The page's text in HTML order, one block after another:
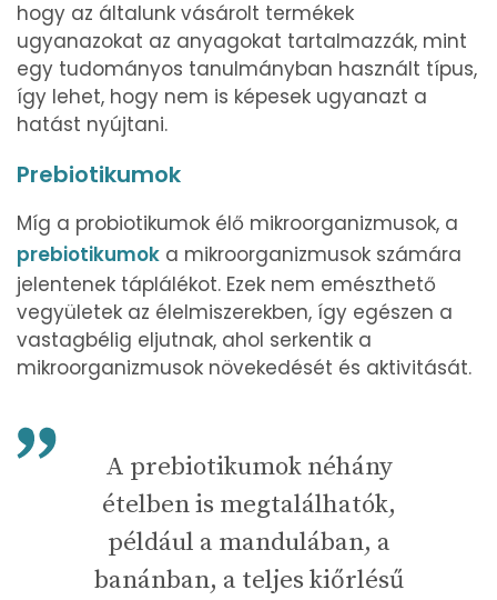
hogy az általunk vásárolt termékek
ugyanazokat az anyagokat tartalmazzák, mint
egy tudományos tanulmányban használt típus,
így lehet, hogy nem is képesek ugyanazt a
hatást nyújtani.
Prebiotikumok
Míg a probiotikumok élő mikroorganizmusok, a
prebiotikumok a mikroorganizmusok számára
jelentenek táplálékot. Ezek nem emészthető
vegyületek az élelmiszerekben, így egészen a
vastagbélig eljutnak, ahol serkentik a
mikroorganizmusok növekedését és aktivitását.
A prebiotikumok néhány
ételben is megtalálhatók,
például a mandulában, a
banánban, a teljes kiőrlésű